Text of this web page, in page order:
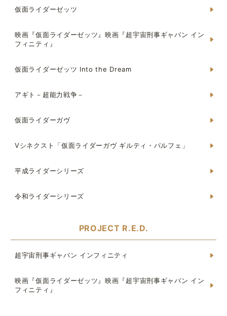
仮面ライダーゼッツ
映画『仮面ライダーゼッツ』映画『超宇宙刑事ギャバン イン
フィニティ』
仮面ライダーゼッツ Into the Dream
アギト－超能力戦争－
仮面ライダーガヴ
Vシネクスト「仮面ライダーガヴ ギルティ・パルフェ」
平成ライダーシリーズ
令和ライダーシリーズ
PROJECT R.E.D.
超宇宙刑事ギャバン インフィニティ
映画『仮面ライダーゼッツ』映画『超宇宙刑事ギャバン イン
フィニティ』